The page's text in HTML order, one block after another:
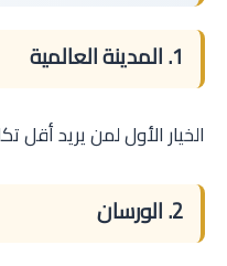
1. المدينة العالمية
الخيار الأول لمن يريد
2. الورسان